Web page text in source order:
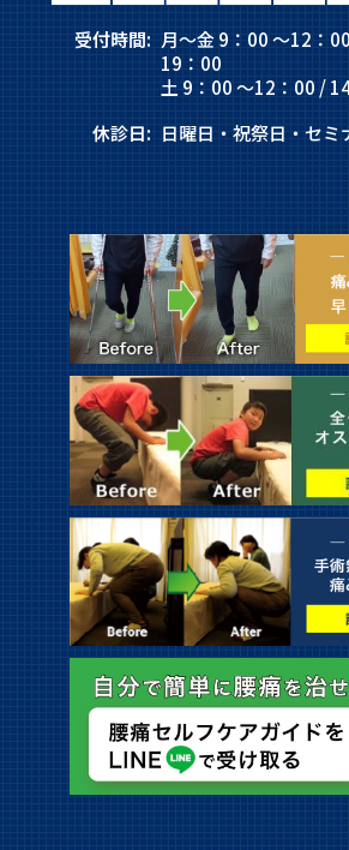
受付時間: 月～金 9：00 ～12：
19：00
土 9：00 ～12：00 /
休診日: 日曜日・祝祭日・セミ